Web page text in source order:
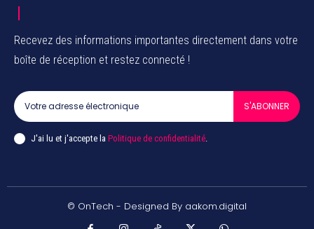
Recevez des informations importantes directement dans votre
boîte de réception et restez connecté !
S'ABONNER
J'ai lu et j'accepte la Politique de confidentialité
© OnTech - Designed By aakom.digital